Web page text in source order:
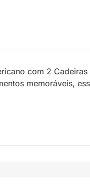
com 2
memoráveis,